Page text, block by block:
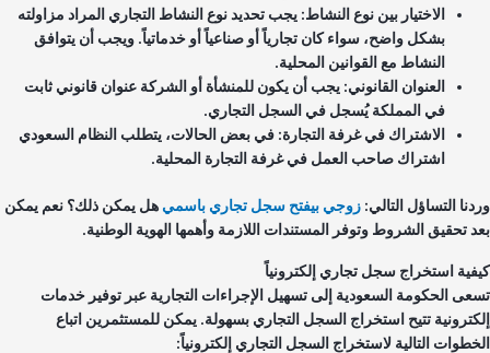
الاختيار بين نوع النشاط: يجب تحديد نوع النشاط التجاري المراد مزاولته
بشكل واضح، سواء كان تجارياً أو صناعياً أو خدماتياً. ويجب أن يتوافق
النشاط مع القوانين المحلية.
العنوان القانوني: يجب أن يكون للمنشأة أو الشركة عنوان قانوني ثابت
في المملكة يُسجل في السجل التجاري.
الاشتراك في غرفة التجارة: في بعض الحالات، يتطلب النظام السعودي
اشتراك صاحب العمل في غرفة التجارة المحلية.
التساؤل التالي: زوجي بيفتح سجل تجاري باسميهل يمكن ذلك؟ نعم يمكن
تحقيق الشروط وتوفر المستندات اللازمة وأهمها الهوية الوطنية.
استخراج سجل تجاري إلكترونياً
الحكومة السعودية إلى تسهيل الإجراءات التجارية عبر توفير خدمات
تتيح استخراج السجل التجاري بسهولة. يمكن للمستثمرين اتباع
التالية لاستخراج السجل التجاري إلكترونياً: